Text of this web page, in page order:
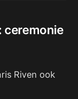
ceremonie
Riven ook